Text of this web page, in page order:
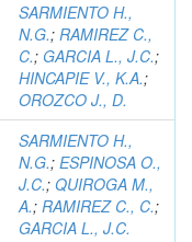
SARMIENTO H.,
N.G.; RAMIREZ C.,
C.; GARCIA L., J.C.;
HINCAPIE V., K.A.;
OROZCO J., D.
SARMIENTO H.,
N.G.; ESPINOSA O.,
J.C.; QUIROGA M.,
A.; RAMIREZ C., C.;
GARCIA L., J.C.